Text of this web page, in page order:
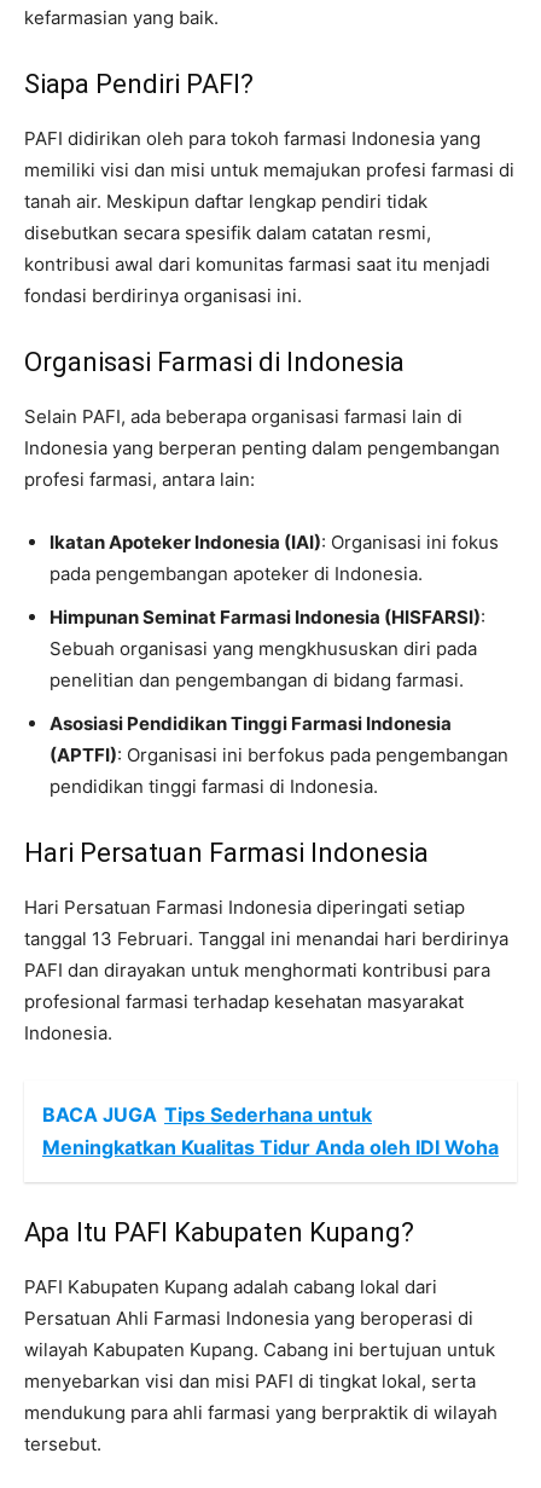
kefarmasian yang baik.
Siapa Pendiri PAFI?
PAFI didirikan oleh para tokoh farmasi Indonesia yang
memiliki visi dan misi untuk memajukan profesi farmasi di
tanah air. Meskipun daftar lengkap pendiri tidak
disebutkan secara spesifik dalam catatan resmi,
kontribusi awal dari komunitas farmasi saat itu menjadi
fondasi berdirinya organisasi ini.
Organisasi Farmasi di Indonesia
Selain PAFI, ada beberapa organisasi farmasi lain di
Indonesia yang berperan penting dalam pengembangan
profesi farmasi, antara lain:
Ikatan Apoteker Indonesia (IAI): Organisasi ini fokus
pada pengembangan apoteker di Indonesia.
Himpunan Seminat Farmasi Indonesia (HISFARSI):
Sebuah organisasi yang mengkhususkan diri pada
penelitian dan pengembangan di bidang farmasi.
Asosiasi Pendidikan Tinggi Farmasi Indonesia
(APTFI): Organisasi ini berfokus pada pengembangan
pendidikan tinggi farmasi di Indonesia.
Hari Persatuan Farmasi Indonesia
Hari Persatuan Farmasi Indonesia diperingati setiap
tanggal 13 Februari. Tanggal ini menandai hari berdirinya
PAFI dan dirayakan untuk menghormati kontribusi para
profesional farmasi terhadap kesehatan masyarakat
Indonesia.
BACA JUGA Tips Sederhana untuk
Meningkatkan Kualitas Tidur Anda oleh IDI Woha
Apa Itu PAFI Kabupaten Kupang?
PAFI Kabupaten Kupang adalah cabang lokal dari
Persatuan Ahli Farmasi Indonesia yang beroperasi di
wilayah Kabupaten Kupang. Cabang ini bertujuan untuk
menyebarkan visi dan misi PAFI di tingkat lokal, serta
mendukung para ahli farmasi yang berpraktik di wilayah
tersebut.